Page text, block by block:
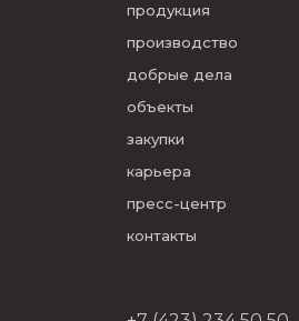
продукция
производство
добрые дела
объекты
закупки
карьера
пресс-центр
контакты